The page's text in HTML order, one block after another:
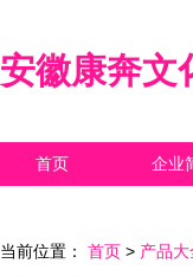
安徽康奔文
首页 企业
当前位置： 首页 > 产品大